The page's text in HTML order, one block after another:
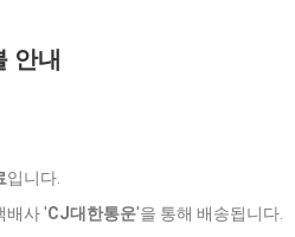
안내
입니다.
배사 'CJ대한통운'을 통해 배송됩니다.